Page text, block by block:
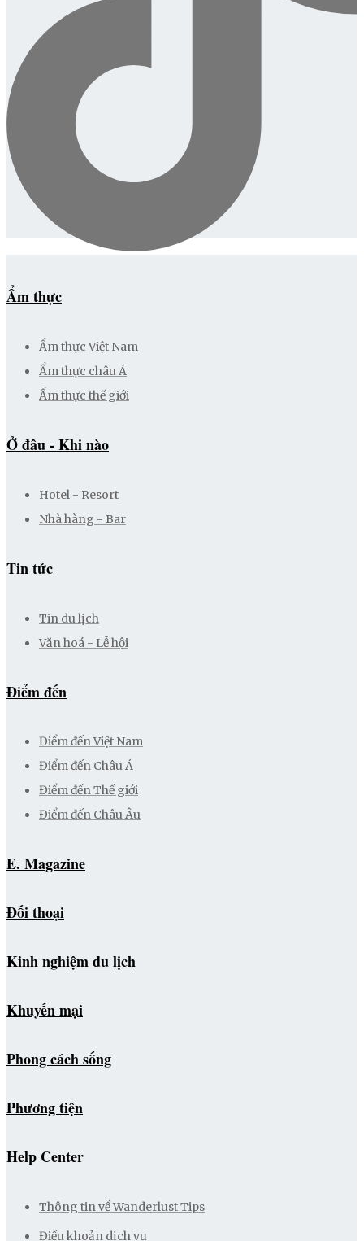
Ẩm thực
Ẩm thực Việt Nam
Ẩm thực châu Á
Ẩm thực thế giới
Ở đâu - Khi nào
Hotel - Resort
Nhà hàng - Bar
Tin tức
Tin du lịch
Văn hoá - Lễ hội
Điểm đến
Điểm đến Việt Nam
Điểm đến Châu Á
Điểm đến Thế giới
Điểm đến Châu Âu
E. Magazine
Đối thoại
Kinh nghiệm du lịch
Khuyến mại
Phong cách sống
Phương tiện
Help Center
Thông tin về Wanderlust Tips
Điều khoản dịch vụ